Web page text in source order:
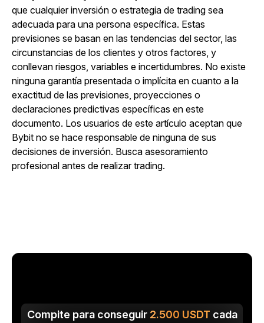
que cualquier inversión o estrategia de trading sea
adecuada para una persona específica. Estas
previsiones se basan en las tendencias del sector, las
circunstancias de los clientes y otros factores, y
conllevan riesgos, variables e incertidumbres. No existe
ninguna garantía presentada o implícita en cuanto a la
exactitud de las previsiones, proyecciones o
declaraciones predictivas específicas en este
documento. Los usuarios de este artículo aceptan que
Bybit no se hace responsable de ninguna de sus
decisiones de inversión. Busca asesoramiento
profesional antes de realizar trading.
Compite para conseguir 2.500 USDT cada